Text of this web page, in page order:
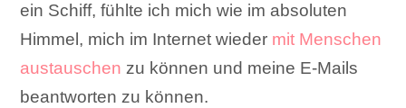
ein Schiff, fühlte ich mich wie im absoluten
Himmel, mich im Internet wieder mit Menschen
austauschen zu können und meine E-Mails
beantworten zu können.